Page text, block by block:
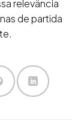
relevância
de partida